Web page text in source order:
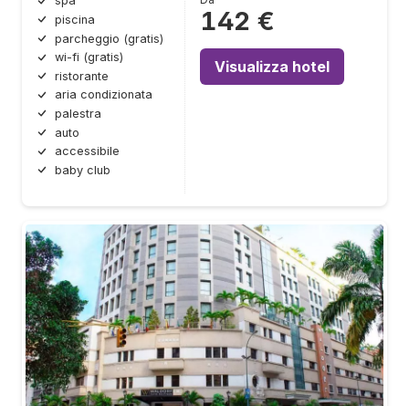
piscina
parcheggio (gratis)
wi-fi (gratis)
ristorante
aria condizionata
palestra
auto
accessibile
baby club
142 €
Visualizza hotel